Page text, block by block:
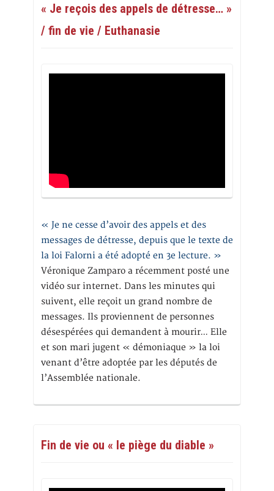
« Je reçois des appels de détresse… »
/ fin de vie / Euthanasie
« Je ne cesse d’avoir des appels et des
messages de détresse, depuis que le texte de
la loi Falorni a été adopté en 3e lecture. »
Véronique Zamparo a récemment posté une
vidéo sur internet. Dans les minutes qui
suivent, elle reçoit un grand nombre de
messages. Ils proviennent de personnes
désespérées qui demandent à mourir… Elle
et son mari jugent « démoniaque » la loi
venant d’être adoptée par les députés de
l’Assemblée nationale.
Fin de vie ou « le piège du diable »